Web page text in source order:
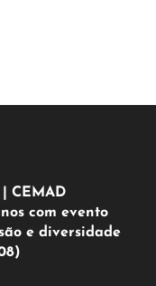
CEMAD
com evento
e diversidade